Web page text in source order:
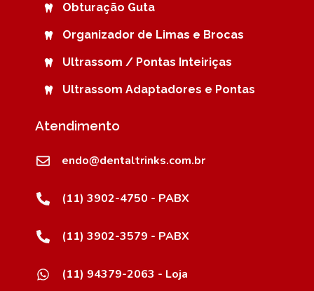
Obturação Guta
Organizador de Limas e Brocas
Ultrassom / Pontas Inteiriças
Ultrassom Adaptadores e Pontas
Atendimento
endo@dentaltrinks.com.br
(11) 3902-4750 - PABX
(11) 3902-3579 - PABX
(11) 94379-2063 - Loja